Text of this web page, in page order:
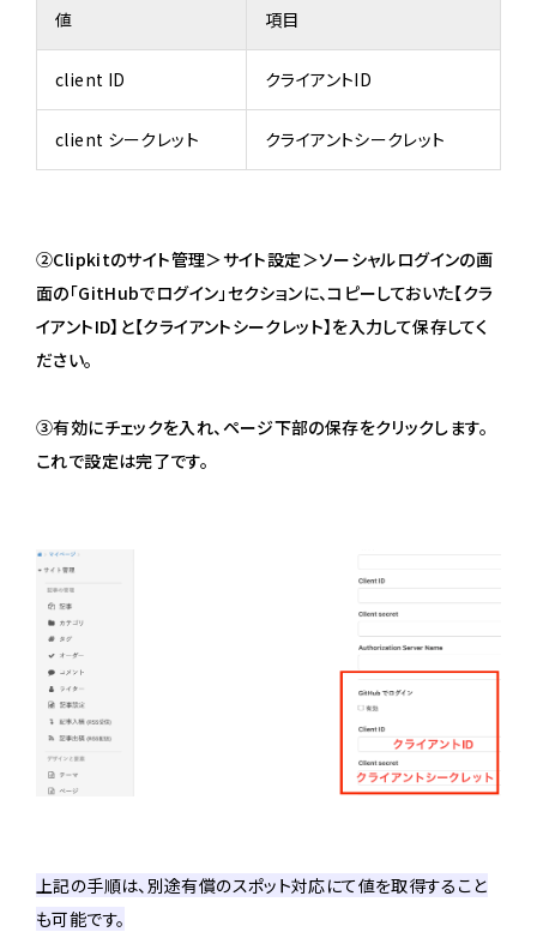
値 項目
client ID クライアントID
client シークレット クライアントシークレット
②Clipkitのサイト管理＞サイト設定＞ソーシャルログインの画
面の「GitHubでログイン」セクションに、コピーしておいた【クラ
イアントID】と【クライアントシークレット】を入力して保存してく
ださい。
③有効にチェックを入れ、ページ下部の保存をクリックします。
これで設定は完了です。
上記の手順は、別途有償のスポット対応にて値を取得すること
も可能です。